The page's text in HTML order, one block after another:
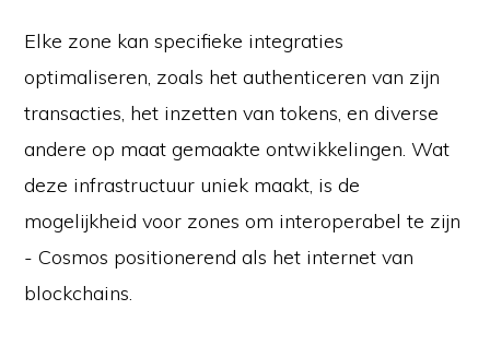
Elke zone kan specifieke integraties
optimaliseren, zoals het authenticeren van zijn
transacties, het inzetten van tokens, en diverse
andere op maat gemaakte ontwikkelingen. Wat
deze infrastructuur uniek maakt, is de
mogelijkheid voor zones om interoperabel te zijn
- Cosmos positionerend als het internet van
blockchains.